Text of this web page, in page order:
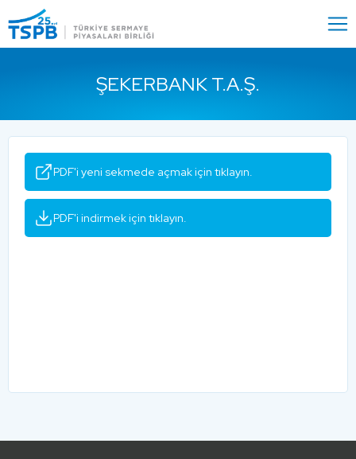
Close
ŞEKERBANK T.A.Ş.
PDF'i yeni sekmede açmak için tıklayın.
PDF'i indirmek için tıklayın.